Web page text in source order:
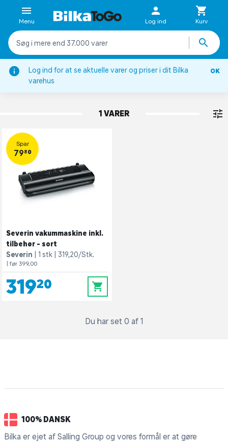
Log ind for at se aktuelle varer og priser i dit Bilka
varehus
OK
Menu Log ind Kurv
Køkkenapparater
VAKUUMPAKKERE
1 VARER
Spar
79,80
Severin vakummaskine inkl.
tilbehør - sort
Severin
1 stk 319,20/Stk.
| før 399,00
319,20 0
Du har set 0 af 1
100% DANSK
Bilka er ejet af Salling Group og vores formål er at gøre